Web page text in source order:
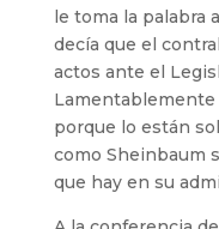
le toma la palabra
decía que el
actos ante el
Lamentablemente
porque lo están
como Sheinbaum
que hay en su